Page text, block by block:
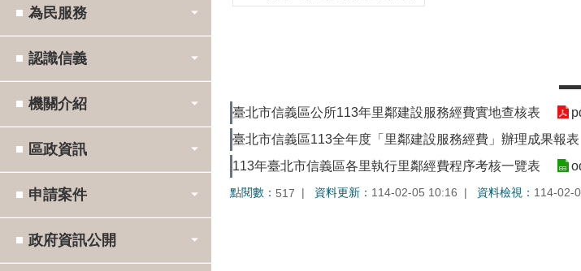
為民服務
認識信義
機關介紹
區政資訊
申請案件
政府資訊公開
臺北市信義區公所113年里鄰建設服務經費實地查核表
臺北市信義區113全年度「里鄰建設服務經費」辦理成果報表
113年臺北市信義區各里執行里鄰經費程序考核一覽表
點閱數： 517 資料更新： 114-02-05 10:16 資料檢視： 114-02-